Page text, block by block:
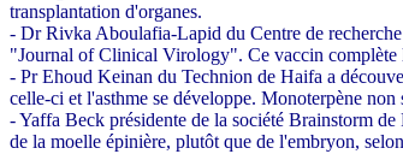
transplantation d'organes.
- Dr Rivka Aboulafia-Lapid du Centre de
"Journal of Clinical Virology". Ce vaccin complète
- Pr Ehoud Keinan du Technion de Haifa a
celle-ci et l'asthme se développe. Monoterpène
- Yaffa Beck présidente de la société Brainstorm
de la moelle épinière, plutôt que de l'embryon,